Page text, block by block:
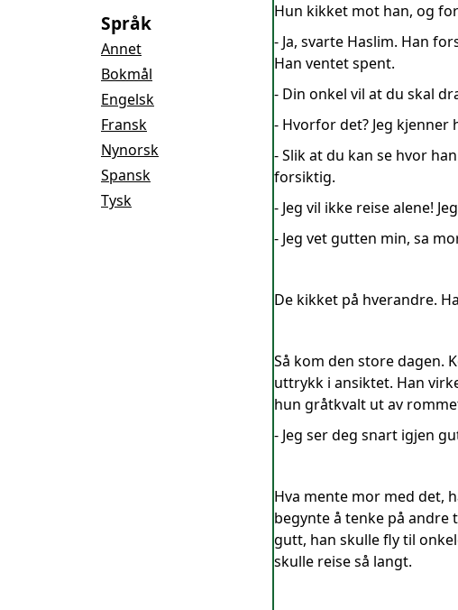
Språk
Annet
Bokmål
Engelsk
Fransk
Nynorsk
Spansk
Tysk
Hun kikket mot han, og
- Ja, svarte Haslim. Han
Han ventet spent.
- Din onkel vil at du skal
- Hvorfor det? Jeg
- Slik at du kan se hvor
forsiktig.
- Jeg vil ikke reise alene!
- Jeg vet gutten min, sa
De kikket på hverandre.
Så kom den store dagen.
uttrykk i ansiktet. Han
hun gråtkvalt ut av
- Jeg ser deg snart igjen
Hva mente mor med det,
begynte å tenke på andre
gutt, han skulle fly til
skulle reise så langt.